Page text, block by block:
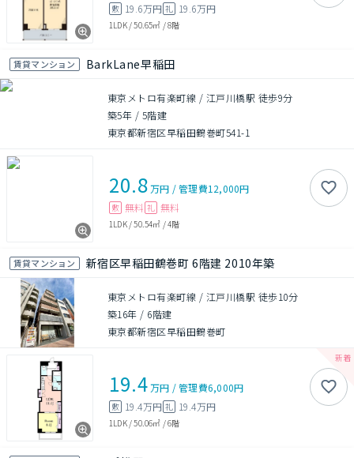
敷 19.6万円 礼 19.6万円
1LDK/50.65㎡ /8階
賃貸マンション BarkLane早稲田
東京メトロ有楽町線 / 江戸川橋駅 徒歩9分
築5年 / 5階建
東京都新宿区早稲田鶴巻町541-1
20.8万円 /管理費12,000円
敷 無料 礼 無料
1LDK/50.54㎡ /4階
賃貸マンション 新宿区早稲田鶴巻町 6階建 2010年築
東京メトロ有楽町線 / 江戸川橋駅 徒歩10分
築16年 / 6階建
東京都新宿区早稲田鶴巻町
19.4万円 /管理費6,000円
敷 19.4万円 礼 19.4万円
1LDK/50.06㎡ /6階